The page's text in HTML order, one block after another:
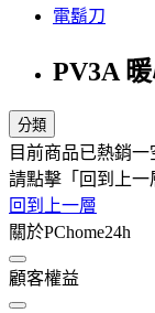
電鬍刀
PV3A
分類
目前商品已熱銷一
請點擊「回到上一
回到上一層
關於PChome24h
顧客權益